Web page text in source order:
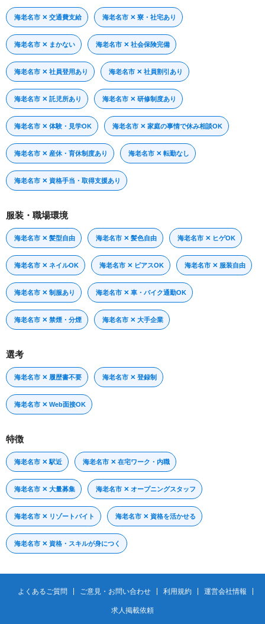
海老名市 ✕ 交通費支給 海老名市 ✕ 寮・社宅あり
海老名市 ✕ まかない 海老名市 ✕ 社会保険完備
海老名市 ✕ 社員登用あり 海老名市 ✕ 社員割引あり
海老名市 ✕ 託児所あり 海老名市 ✕ 研修制度あり
海老名市 ✕ 体験・見学OK 海老名市 ✕ 家庭の事情で休み相談OK
海老名市 ✕ 産休・育休制度あり 海老名市 ✕ 転勤なし
海老名市 ✕ 資格手当・取得支援あり
服装・職場環境
海老名市 ✕ 髪型自由 海老名市 ✕ 髪色自由 海老名市 ✕ ヒゲOK
海老名市 ✕ ネイルOK 海老名市 ✕ ピアスOK 海老名市 ✕ 服装自由
海老名市 ✕ 制服あり 海老名市 ✕ 車・バイク通勤OK
海老名市 ✕ 禁煙・分煙 海老名市 ✕ 大手企業
選考
海老名市 ✕ 履歴書不要 海老名市 ✕ 登録制
海老名市 ✕ Web面接OK
特徴
海老名市 ✕ 駅近 海老名市 ✕ 在宅ワーク・内職
海老名市 ✕ 大量募集 海老名市 ✕ オープニングスタッフ
海老名市 ✕ リゾートバイト 海老名市 ✕ 資格を活かせる
海老名市 ✕ 資格・スキルが身につく
よくあるご質問 ご意見・お問い合わせ 利用規約 運営会社情報
求人掲載依頼